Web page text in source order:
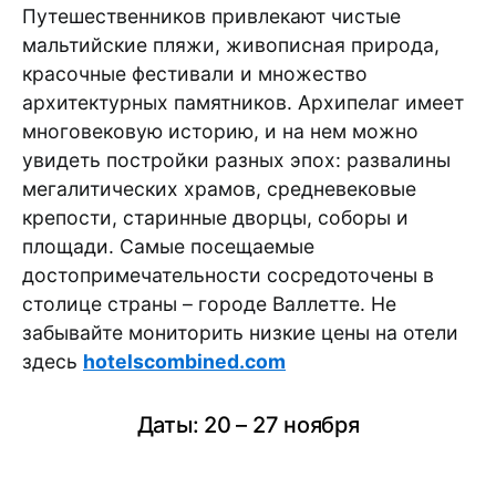
Путешественников привлекают чистые
мальтийские пляжи, живописная природа,
красочные фестивали и множество
архитектурных памятников. Архипелаг имеет
многовековую историю, и на нем можно
увидеть постройки разных эпох: развалины
мегалитических храмов, средневековые
крепости, старинные дворцы, соборы и
площади. Самые посещаемые
достопримечательности сосредоточены в
столице страны – городе Валлетте. Не
забывайте мониторить низкие цены на отели
здесь hotelscombined.com
Даты: 20 – 27 ноября